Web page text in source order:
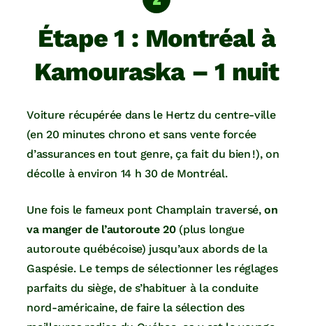
Étape 1 : Montréal à
Kamouraska – 1 nuit
Voiture récupérée dans le Hertz du centre-ville
(en 20 minutes chrono et sans vente forcée
d’assurances en tout genre, ça fait du bien !), on
décolle à environ 14 h 30 de Montréal.
Une fois le fameux pont Champlain traversé,on
va manger de l’autoroute 20(plus longue
autoroute québécoise) jusqu’aux abords de la
Gaspésie. Le temps de sélectionner les réglages
parfaits du siège, de s’habituer à la conduite
nord-américaine, de faire la sélection des